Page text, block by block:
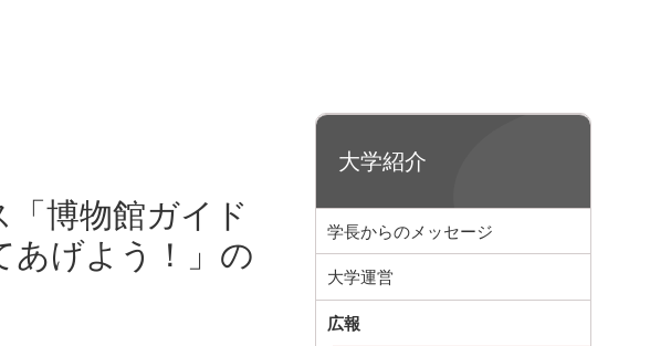
博物館ガイド
あげよう！」の
大学紹介
学長からのメッセージ
大学運営
広報